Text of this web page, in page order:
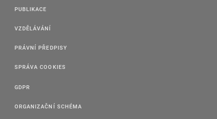
PUBLIKACE
VZDĚLÁVÁNÍ
PRÁVNÍ PŘEDPISY
SPRÁVA COOKIES
GDPR
ORGANIZAČNÍ SCHÉMA